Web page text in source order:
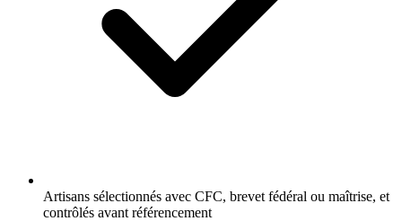
Artisans sélectionnés avec CFC, brevet fédéral ou maîtrise, et
contrôlés avant référencement